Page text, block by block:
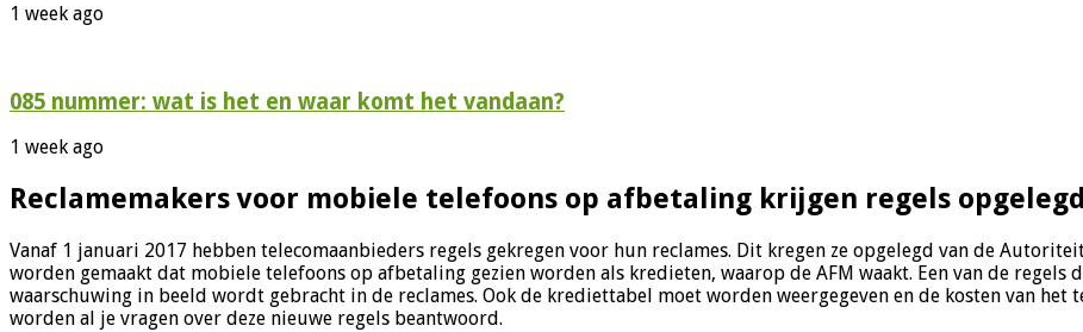
1 week ago
085 nummer: wat is het en waar komt het vandaan?
1 week ago
Reclamemakers voor mobiele telefoons op afbetaling krijgen regels
Vanaf 1 januari 2017 hebben telecomaanbieders regels gekregen voor hun reclames. Dit kregen ze opgelegd van de
worden gemaakt dat mobiele telefoons op afbetaling gezien worden als kredieten, waarop de AFM waakt. Een van de regels
waarschuwing in beeld wordt gebracht in de reclames. Ook de krediettabel moet worden weergegeven en de kosten van
worden al je vragen over deze nieuwe regels beantwoord.